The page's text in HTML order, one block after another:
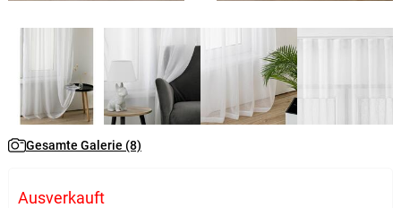
Gesamte Galerie (8)
Ausverkauft